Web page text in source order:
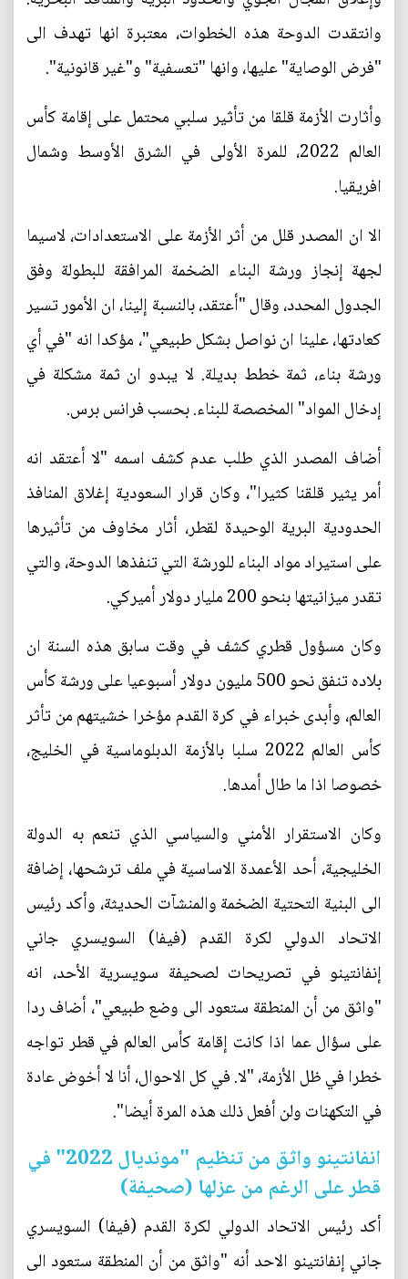
وانتقدت الدوحة هذه الخطوات، معتبرة انها تهدف الى
"فرض الوصاية" عليها، وانها "تعسفية" و"غير قانونية".
وأثارت الأزمة قلقا من تأثير سلبي محتمل على إقامة كأس
العالم 2022، للمرة الأولى في الشرق الأوسط وشمال
افريقيا.
الا ان المصدر قلل من أثر الأزمة على الاستعدادات، لاسيما
لجهة إنجاز ورشة البناء الضخمة المرافقة للبطولة وفق
الجدول المحدد، وقال "أعتقد، بالنسبة إلينا، ان الأمور تسير
كعادتها، علينا ان نواصل بشكل طبيعي"، مؤكدا انه "في أي
ورشة بناء، ثمة خطط بديلة. لا يبدو ان ثمة مشكلة في
إدخال المواد" المخصصة للبناء. بحسب فرانس برس.
أضاف المصدر الذي طلب عدم كشف اسمه "لا أعتقد انه
أمر يثير قلقنا كثيرا"، وكان قرار السعودية إغلاق المنافذ
الحدودية البرية الوحيدة لقطر، أثار مخاوف من تأثيرها
على استيراد مواد البناء للورشة التي تنفذها الدوحة، والتي
تقدر ميزانيتها بنحو 200 مليار دولار أميركي.
وكان مسؤول قطري كشف في وقت سابق هذه السنة ان
بلاده تنفق نحو 500 مليون دولار أسبوعيا على ورشة كأس
العالم، وأبدى خبراء في كرة القدم مؤخرا خشيتهم من تأثر
كأس العالم 2022 سلبا بالأزمة الدبلوماسية في الخليج،
خصوصا اذا ما طال أمدها.
وكان الاستقرار الأمني والسياسي الذي تنعم به الدولة
الخليجية، أحد الأعمدة الاساسية في ملف ترشحها، إضافة
الى البنية التحتية الضخمة والمنشآت الحديثة، وأكد رئيس
الاتحاد الدولي لكرة القدم (فيفا) السويسري جاني
إنفانتينو في تصريحات لصحيفة سويسرية الأحد، انه
"واثق من أن المنطقة ستعود الى وضع طبيعي"، أضاف ردا
على سؤال عما اذا كانت إقامة كأس العالم في قطر تواجه
خطرا في ظل الأزمة، "لا. في كل الاحوال، أنا لا أخوض عادة
في التكهنات ولن أفعل ذلك هذه المرة أيضا".
انفانتينو واثق من تنظيم "مونديال 2022" في
قطر على الرغم من عزلها (صحيفة)
أكد رئيس الاتحاد الدولي لكرة القدم (فيفا) السويسري
جاني إنفانتينو الاحد أنه "واثق من أن المنطقة ستعود الى